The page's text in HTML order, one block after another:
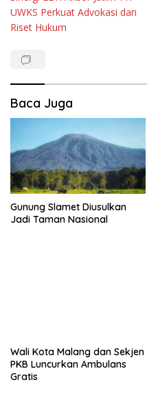
UWKS Perkuat Advokasi dan
Riset Hukum
Baca Juga
Gunung Slamet Diusulkan
Jadi Taman Nasional
Wali Kota Malang dan Sekjen
PKB Luncurkan Ambulans
Gratis